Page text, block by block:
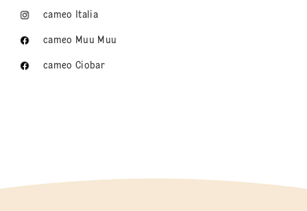
cameo Italia
cameo Muu Muu
cameo Ciobar